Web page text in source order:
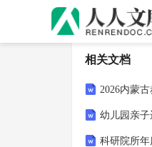
相关文档
科研院所